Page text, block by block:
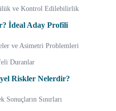
ve Kontrol Edilebilirlik
İdeal Aday Profili
ve Asimetri Problemleri
Duranlar
Riskler Nelerdir?
Sonuçların Sınırları